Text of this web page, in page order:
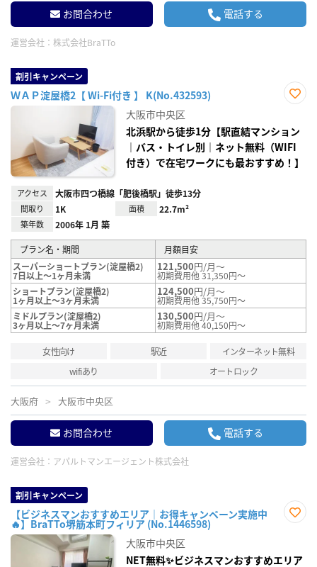
お問合わせ 電話する
運営会社： 株式会社BraTTo
割引キャンペーン
ＷＡＰ淀屋橋2【 Wi-Fi付き 】 K(No.432593)
り登
録
大阪市中央区
北浜駅から徒歩1分【駅直結マンション
｜バス・トイレ別｜ネット無料（WIFI
付き）で在宅ワークにも最おすすめ！】
アクセス 大阪市四つ橋線「肥後橋駅」徒歩13分
間取り 1K 面積 22.7m²
築年数 2006年 1月 築
プラン名・期間
月額目安
スーパーショートプラン(淀屋橋2)
7日以上～1ヶ月未満
121,500円/月～
初期費用他 31,350円～
ショートプラン(淀屋橋2)
1ヶ月以上～3ヶ月未満
124,500円/月～
初期費用他 35,750円～
ミドルプラン(淀屋橋2)
3ヶ月以上～7ヶ月未満
130,500円/月～
初期費用他 40,150円～
女性向け 駅近
インターネット無料
wifiあり
オートロック
大阪府 大阪市中央区
お問合わせ 電話する
運営会社： アパルトマンエージェント株式会社
割引キャンペーン
【ビジネスマンおすすめエリア｜お得キャンペーン実施中
🔥】BraTTo堺筋本町フィリア (No.1446598)
録
大阪市中央区
NET無料✨ビジネスマンおすすめエリア